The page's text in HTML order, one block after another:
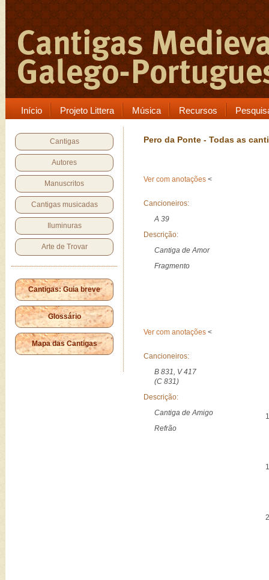
Início Projeto Littera Música Recursos
Cantigas
Autores
Manuscritos
Cantigas musicadas
Iluminuras
Arte de Trovar
Cantigas: Guia breve
Glossário
Mapa das Cantigas
Pero da Ponte - Todas as
Ver com anotações <
Cancioneiros:
A 39
Descrição:
Cantiga de Amor
Fragmento
Ver com anotações <
Cancioneiros:
B 831, V 417
(C 831)
Descrição:
Cantiga de Amigo
Refrão